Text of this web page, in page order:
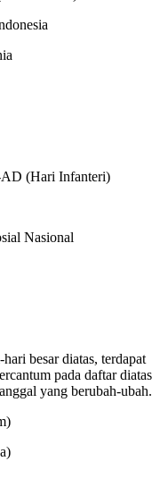
(Hari Infanteri)
Nasional
besar diatas, terdapat
pada daftar diatas
yang berubah-ubah.